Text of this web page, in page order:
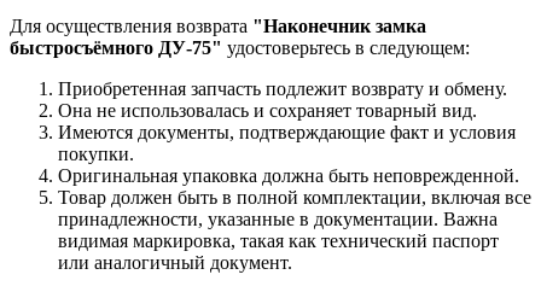
Для осуществления возврата "Наконечник замка
быстросъёмного ДУ-75" удостоверьтесь в следующем:
Приобретенная запчасть подлежит возврату и обмену.
Она не использовалась и сохраняет товарный вид.
Имеются документы, подтверждающие факт и условия
покупки.
Оригинальная упаковка должна быть неповрежденной.
Товар должен быть в полной комплектации, включая все
принадлежности, указанные в документации. Важна
видимая маркировка, такая как технический паспорт
или аналогичный документ.